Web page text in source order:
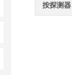
按探测器